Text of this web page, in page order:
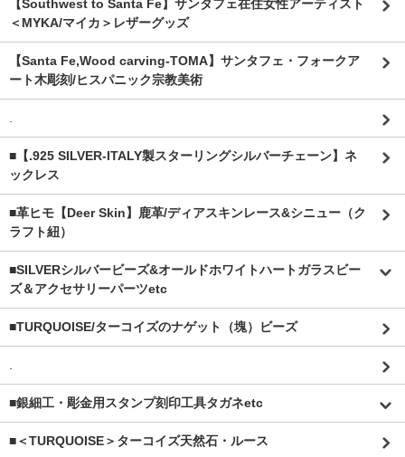
【Southwest to Santa Fe】サンタフェ在住女性アーティスト
＜MYKA/マイカ＞レザーグッズ
【Santa Fe,Wood carving-TOMA】サンタフェ・フォークア
ート木彫刻/ヒスパニック宗教美術
.
■【.925 SILVER-ITALY製スターリングシルバーチェーン】ネ
ックレス
■革ヒモ【Deer Skin】鹿革/ディアスキンレース&シニュー（ク
ラフト紐）
■SILVERシルバービーズ&オールドホワイトハートガラスビー
ズ＆アクセサリーパーツetc
■TURQUOISE/ターコイズのナゲット（塊）ビーズ
.
■銀細工・彫金用スタンプ刻印工具タガネetc
■＜TURQUOISE＞ターコイズ天然石・ルース